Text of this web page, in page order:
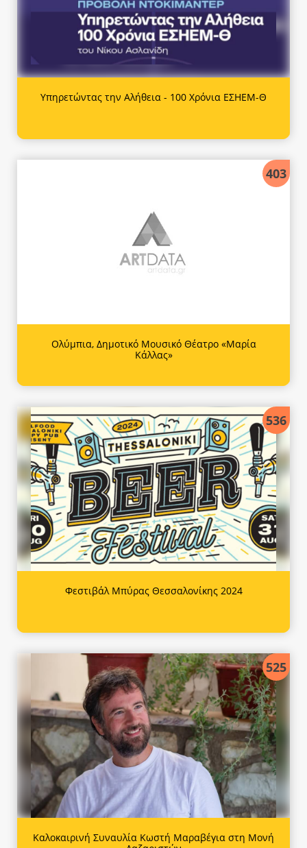
Υπηρετώντας την Αλήθεια - 100 Χρόνια ΕΣΗΕΜ-Θ
403
Ολύμπια, Δημοτικό Μουσικό Θέατρο «Μαρία
Κάλλας»
536
Φεστιβάλ Μπύρας Θεσσαλονίκης 2024
525
Καλοκαιρινή Συναυλία Κωστή Μαραβέγια στη Μονή